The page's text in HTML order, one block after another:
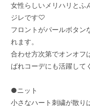
女性らしいメリハリとふ
ジレです♡
フロントがパールボタン
れます。
合わせ方次第でオンオフ
ばれコーデにも活躍して
●ニット
小さなハート刺繍が散り